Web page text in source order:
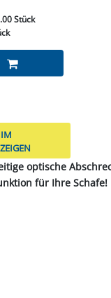
Stück
optische
für Ihre Schafe!